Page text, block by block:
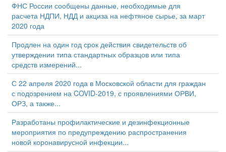
ФНС России сообщены данные, необходимые для
расчета НДПИ, НДД и акциза на нефтяное сырье, за март
2020 года
Продлен на один год срок действия свидетельств об
утверждении типа стандартных образцов или типа
средств измерений...
С 22 апреля 2020 года в Московской области для граждан
с подозрением на COVID-2019, с проявлениями ОРВИ,
ОРЗ, а также...
Разработаны профилактические и дезинфекционные
мероприятия по предупреждению распространения
новой коронавирусной инфекции...